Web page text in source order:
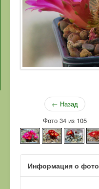
← Назад
Фото 34 из 105
Информация о фото